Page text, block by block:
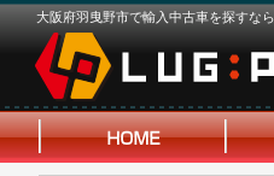
大阪府羽曳野市で輸入中古車を探すな